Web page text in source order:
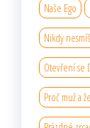
Naše Ego
Nikdy
Otevření se
Proč muž a